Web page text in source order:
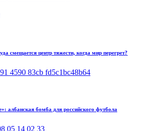
смещается центр тяжести, когда мир перегрет?
албанская бомба для российского футбола